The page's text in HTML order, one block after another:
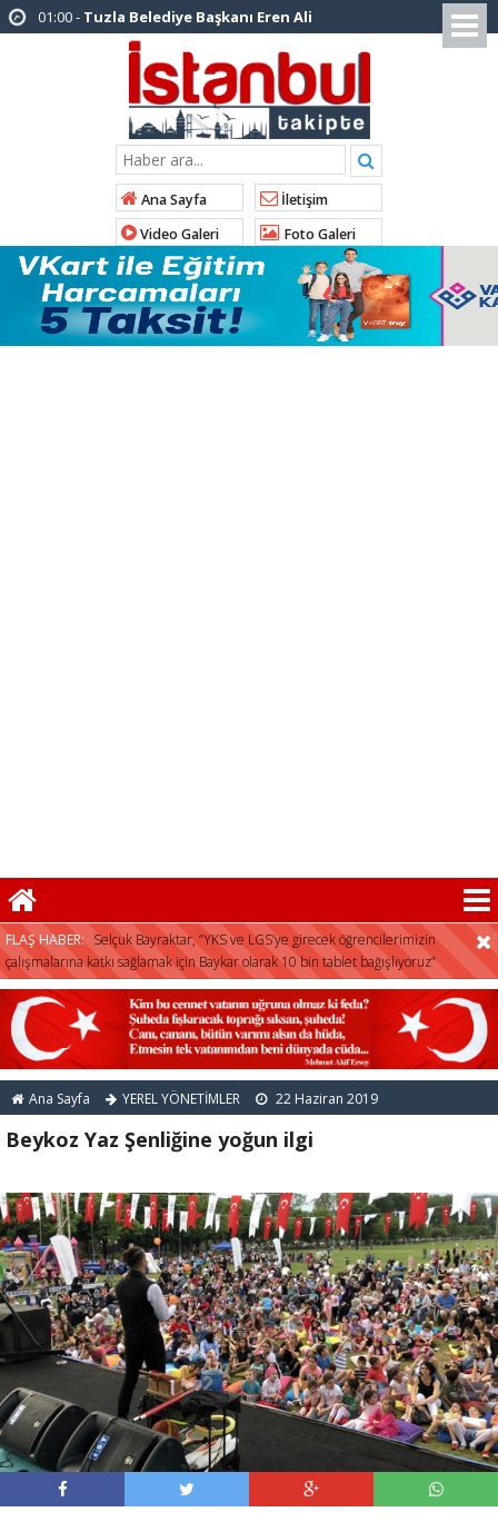
12:26 - İstanbul Emniyet Müdürlüğünden
“Gök Kubbe’de, Mavi Vatan’da, Şanlı Topraklarda:
İstanbul Emniyeti Her Yerde” paylaşımı
Çekmeköy Belediye Başkanı Orhan
Çerkez AK Parti’ye katıldı
İstanbul’da 4 CHP’li belediye başkanı
AK Parti’ye katılıyor
14:10 -Pendik Belediyesi ekipleri
Balıkesir’deki orman yangınına müdahale ediyor
10:23 -Arnavutköy Belediyesi’nden
Kastamonu Cide’ye kardeşlik eli
Ana Sayfa
İletişim
Video Galeri
Foto Galeri
Selçuk Bayraktar, “YKS ve LGS’ye girecek öğrencilerimizin
çalışmalarına katkı sağlamak için Baykar olarak 10 bin tablet bağışlıyoruz”
Ana Sayfa YEREL YÖNETİMLER 22 Haziran 2019
Beykoz Yaz Şenliğine yoğun ilgi